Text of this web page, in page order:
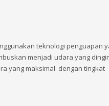
teknologi penguapan
menjadi udara yang
yang maksimal dengan tingkat